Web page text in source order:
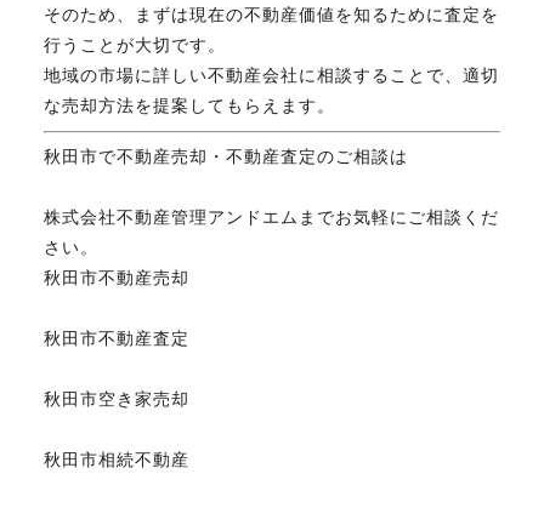
そのため、まずは現在の不動産価値を知るために査定を
行うことが大切です。
地域の市場に詳しい不動産会社に相談することで、適切
な売却方法を提案してもらえます。
秋田市で不動産売却・不動産査定のご相談は
株式会社不動産管理アンドエムまでお気軽にご相談くだ
さい。
秋田市不動産売却
秋田市不動産査定
秋田市空き家売却
秋田市相続不動産